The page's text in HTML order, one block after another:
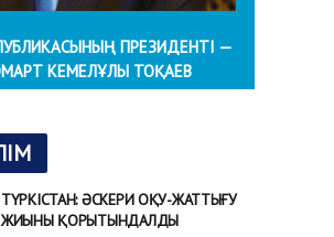
ПРЕЗИДЕНТІ —
КЕМЕЛҰЛЫ ТОҚАЕВ
ТҮРКІСТАН: ӘСКЕРИ ОҚУ-ЖАТТЫҒУ
ЖИЫНЫ ҚОРЫТЫНДАЛДЫ